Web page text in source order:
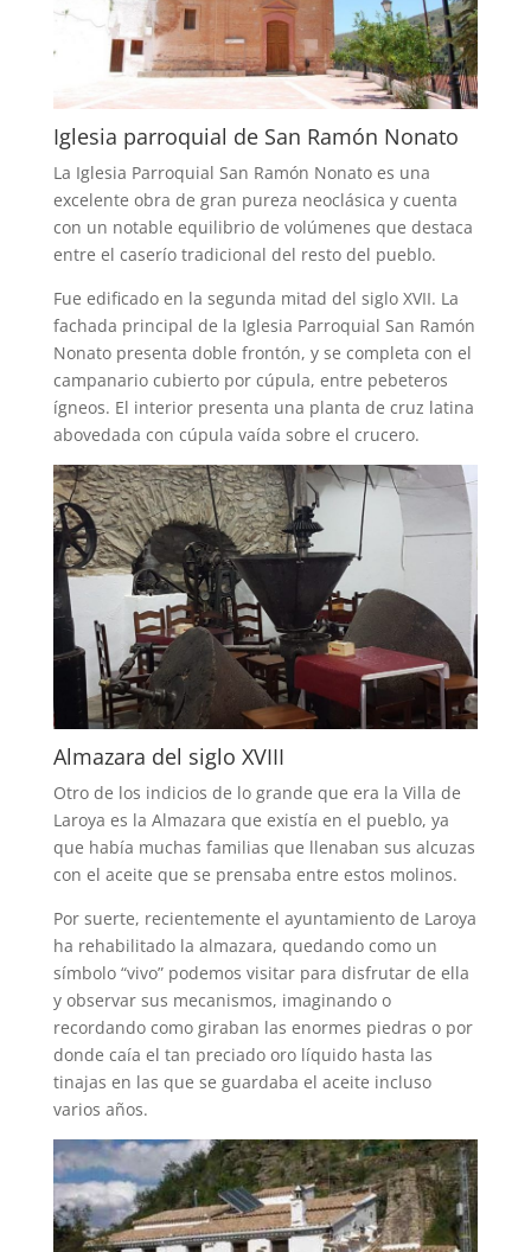
Iglesia parroquial de San Ramón Nonato
La Iglesia Parroquial San Ramón Nonato es una
excelente obra de gran pureza neoclásica y cuenta
con un notable equilibrio de volúmenes que destaca
entre el caserío tradicional del resto del pueblo.
Fue edificado en la segunda mitad del siglo XVII. La
fachada principal de la Iglesia Parroquial San Ramón
Nonato presenta doble frontón, y se completa con el
campanario cubierto por cúpula, entre pebeteros
ígneos. El interior presenta una planta de cruz latina
abovedada con cúpula vaída sobre el crucero.
Almazara del siglo XVIII
Otro de los indicios de lo grande que era la Villa de
Laroya es la Almazara que existía en el pueblo, ya
que había muchas familias que llenaban sus alcuzas
con el aceite que se prensaba entre estos molinos.
Por suerte, recientemente el ayuntamiento de Laroya
ha rehabilitado la almazara, quedando como un
símbolo “vivo” podemos visitar para disfrutar de ella
y observar sus mecanismos, imaginando o
recordando como giraban las enormes piedras o por
donde caía el tan preciado oro líquido hasta las
tinajas en las que se guardaba el aceite incluso
varios años.